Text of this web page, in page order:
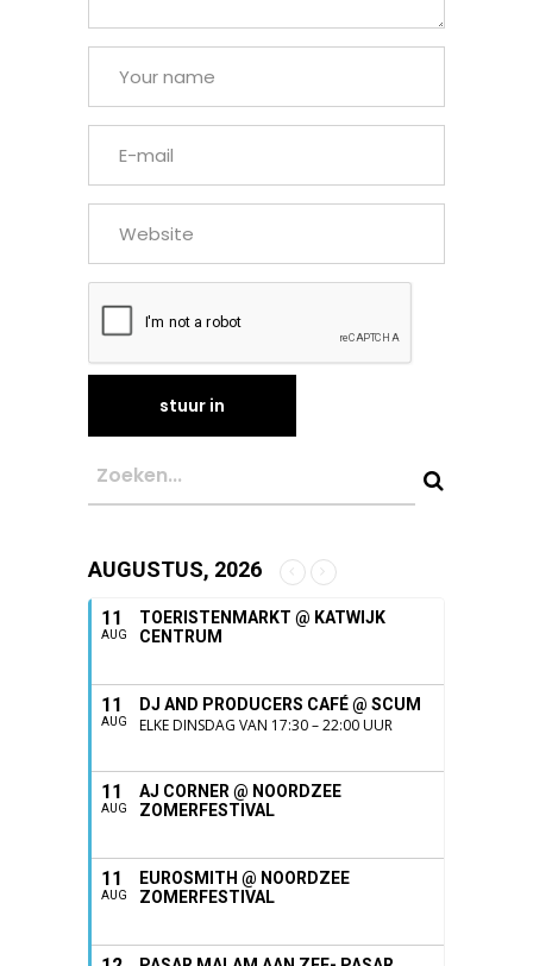
AUGUSTUS, 2026
11
AUG
TOERISTENMARKT @ KATWIJK
CENTRUM
11
AUG
DJ AND PRODUCERS CAFÉ @ SCUM
ELKE DINSDAG VAN 17:30 – 22:00 UUR
11
AUG
AJ CORNER @ NOORDZEE
ZOMERFESTIVAL
11
AUG
EUROSMITH @ NOORDZEE
ZOMERFESTIVAL